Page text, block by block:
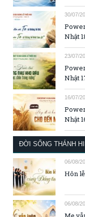
30/07/
Nhật
23/07/
Nhật
16/07/
Nhật
ĐỜI SỐNG THÁNH
06/08/
Hôn
06/08/